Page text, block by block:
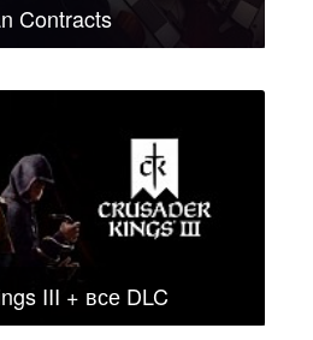
Contracts
III + все DLC